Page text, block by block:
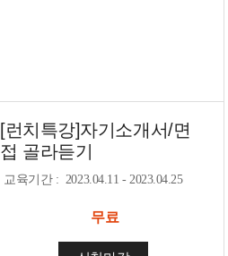
[런치특강]자기소개서/면
접 골라듣기
교육기간: 2023.04.11 - 2023.04.25
무료